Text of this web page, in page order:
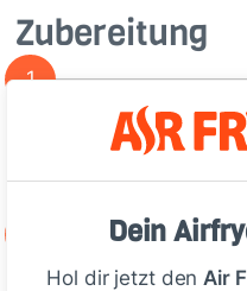
Dein
Hol dir jetzt den Air
Zubereitung
1
Feta, Honig,
vermengen.
Filoteigblätter in